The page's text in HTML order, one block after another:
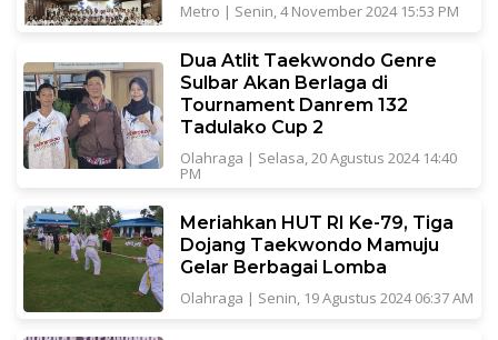
Metro | Senin, 4 November 2024 15:53 PM
Dua Atlit Taekwondo Genre
Sulbar Akan Berlaga di
Tournament Danrem 132
Tadulako Cup 2
Olahraga | Selasa, 20 Agustus 2024 14:40
PM
Meriahkan HUT RI Ke-79, Tiga
Dojang Taekwondo Mamuju
Gelar Berbagai Lomba
Olahraga | Senin, 19 Agustus 2024 06:37 AM